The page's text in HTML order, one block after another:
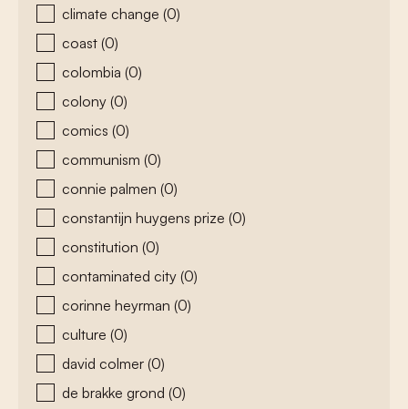
climate change (0)
coast (0)
colombia (0)
colony (0)
comics (0)
communism (0)
connie palmen (0)
constantijn huygens prize (0)
constitution (0)
contaminated city (0)
corinne heyrman (0)
culture (0)
david colmer (0)
de brakke grond (0)